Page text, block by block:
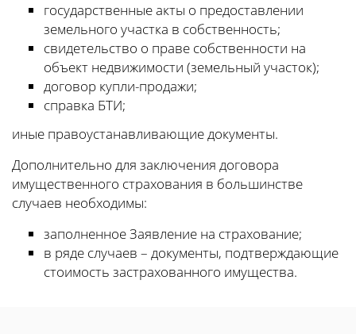
государственные акты о предоставлении
земельного участка в собственность;
свидетельство о праве собственности на
объект недвижимости (земельный участок);
договор купли-продажи;
справка БТИ;
иные правоустанавливающие документы.
Дополнительно для заключения договора
имущественного страхования в большинстве
случаев необходимы:
заполненное Заявление на страхование;
в ряде случаев – документы, подтверждающие
стоимость застрахованного имущества.